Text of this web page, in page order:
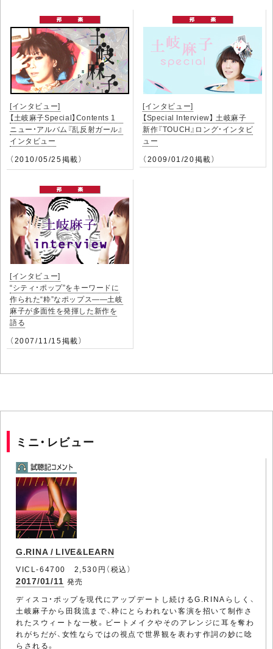
[インタビュー]
【土岐麻子Special】Contents 1
ニュー・アルバム『乱反射ガール』
インタビュー
（2010/05/25掲載）
[インタビュー]
【Special Interview】 土岐麻子
新作『TOUCH』ロング・インタビ
ュー
（2009/01/20掲載）
[インタビュー]
“シティ・ポップ”をキーワードに
作られた“粋”なポップス――土岐
麻子が多面性を発揮した新作を
語る
（2007/11/15掲載）
ミニ・レビュー
G.RINA / LIVE&LEARN
VICL-64700 2,530円（税込）
2017/01/11 発売
ディスコ・ポップを現代にアップデートし続けるG.RINAらしく、
土岐麻子から田我流まで、枠にとらわれない客演を招いて制作さ
れたスウィートな一枚。ビートメイクやそのアレンジに耳を奪わ
れがちだが、女性ならではの視点で世界観を表わす作詞の妙に唸
らされる。